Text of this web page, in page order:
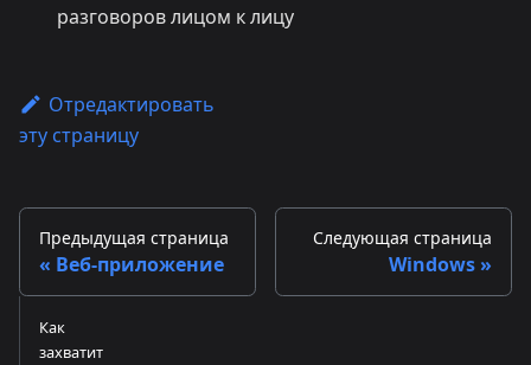
разговоров лицом к лицу
Отредактировать
эту страницу
Предыдущая страница
Веб-приложение
Следующая страница
Windows
Как
захватит